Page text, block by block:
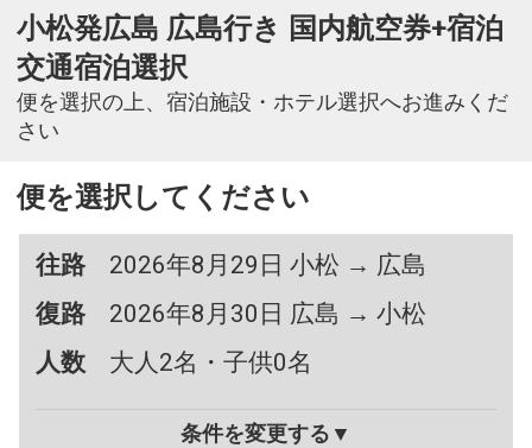
小松発広島 広島行き 国内航空券+宿泊
交通宿泊選択
便を選択の上、宿泊施設・ホテル選択へお進みくだ
さい
便を選択してください
往路
2026年8月29日 小松 → 広島
復路
2026年8月30日 広島 → 小松
人数
大人2名・子供0名
条件を変更する▼